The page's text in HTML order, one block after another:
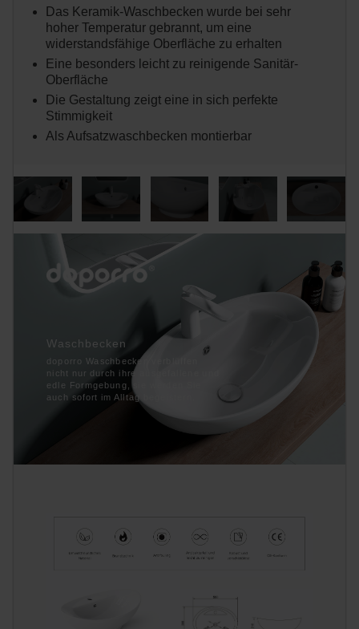
Das Keramik-Waschbecken wurde bei sehr
hoher Temperatur gebrannt, um eine
widerstandsfähige Oberfläche zu erhalten
Eine besonders leicht zu reinigende Sanitär-
Oberfläche
Die Gestaltung zeigt eine in sich perfekte
Stimmigkeit
Als Aufsatzwaschbecken montierbar
Waschbecken
doporro Waschbecken verblüffen
nicht nur durch ihre ausgefallene und
edle Formgebung, sie werden Sie
auch sofort im Alltag begeistern.